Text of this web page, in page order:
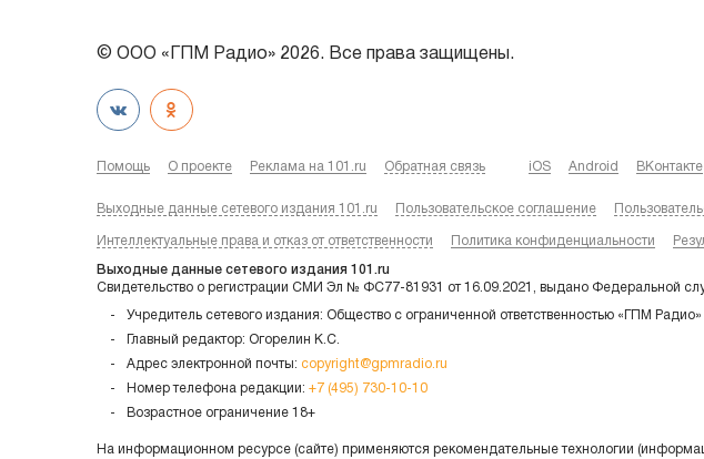
© ООО «ГПМ Радио» 2026. Все права защищены.
Помощь О проекте Реклама на 101.ru Обратная связь iOS Android ВКонтакте
Выходные данные сетевого издания 101.ru Пользовательское соглашение
Интеллектуальные права и отказ от ответственности Политика конфиденциальности
Выходные данные сетевого издания 101.ru
Свидетельство о регистрации СМИ Эл № ФС77-81931 от 16.09.2021, выдано Федеральной
Учредитель сетевого издания: Общество с ограниченной ответственностью «ГПМ Радио»
Главный редактор: Огорелин К.С.
Адрес электронной почты: copyright@gpmradio.ru
Номер телефона редакции: +7 (495) 730-10-10
Возрастное ограничение 18+
На информационном ресурсе (сайте) применяются рекомендательные технологии